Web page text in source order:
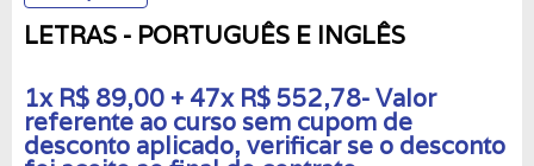
LETRAS - PORTUGUÊS E INGLÊS
1x R$ 89,00 + 47x R$ 552,78- Valor
referente ao curso sem cupom de
desconto aplicado, verificar se o desconto